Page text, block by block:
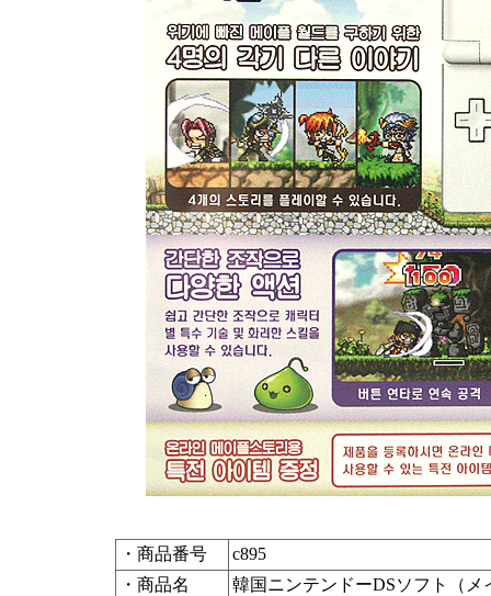
・商品番号
c895
・商品名
韓国ニンテンドーDSソフト（メ